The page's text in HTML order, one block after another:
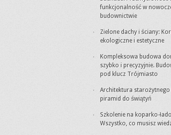
funkcjonalność w
budownictwie
Zielone dachy i ściany:
ekologiczne i estetyczne
Kompleksowa budowa
szybko i precyzyjnie.
pod klucz Trójmiasto
Architektura starożytnego
piramid do świątyń
Szkolenie na koparko-
Wszystko, co musisz